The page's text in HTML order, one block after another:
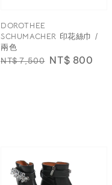
DOROTHEE
SCHUMACHER 印花絲巾 /
兩色
Regular
NT$ 7,500 Sale
NT$ 800